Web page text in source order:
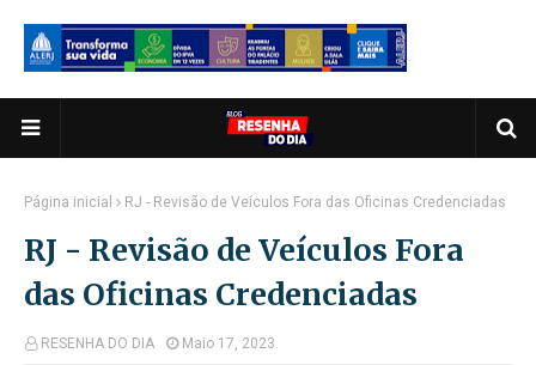
Página inicial RJ - Revisão de Veículos Fora das Oficinas Credenciadas
RJ - Revisão de Veículos Fora
das Oficinas Credenciadas
RESENHA DO DIA Maio 17, 2023